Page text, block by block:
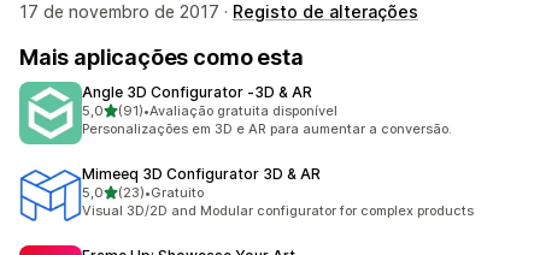
17 de novembro de 2017 · Registo de alterações
Mais aplicações como esta
Angle 3D Configurator ‑3D & AR
5,0de 5 estrelas
(91)
91 total de avaliações
•Avaliação gratuita disponível
Personalizações em 3D e AR para aumentar a conversão.
Mimeeq 3D Configurator 3D & AR
5,0de 5 estrelas
(23)
23 total de avaliações
•Gratuito
Visual 3D/2D and Modular configurator for complex products